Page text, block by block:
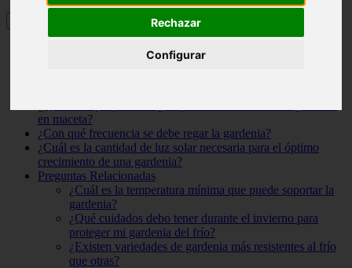
Rechazar
Configurar
Conoce los límites de resistencia al frío de la gardenia para
cuidarla adecuadamente en invierno
en maceta?
¿Con qué frecuencia se debe regar la gardenia?
¿Cuál es la cantidad de luz solar necesaria para el óptimo
crecimiento de una gardenia?
Preguntas Relacionadas
¿Cuál es la temperatura mínima que puede soportar la
gardenia?
¿Qué cuidados debo tener durante el invierno para
proteger mi gardenia del frío?
¿Existen variedades de gardenia más resistentes al frío
que otras?